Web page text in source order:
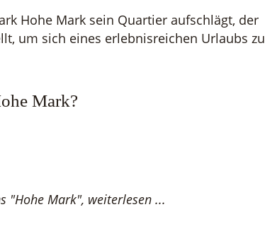
Hohe Mark sein Quartier aufschlägt, der
um sich eines erlebnisreichen Urlaubs zu
Mark?
"Hohe Mark", weiterlesen ...